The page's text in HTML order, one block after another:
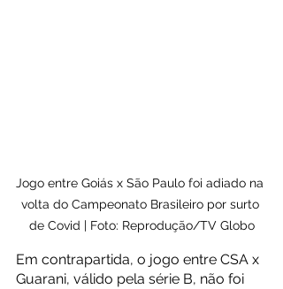
Jogo entre Goiás x São Paulo foi adiado na
volta do Campeonato Brasileiro por surto
de Covid | Foto: Reprodução/TV Globo
Em contrapartida, o jogo entre CSA x
Guarani, válido pela série B, não foi